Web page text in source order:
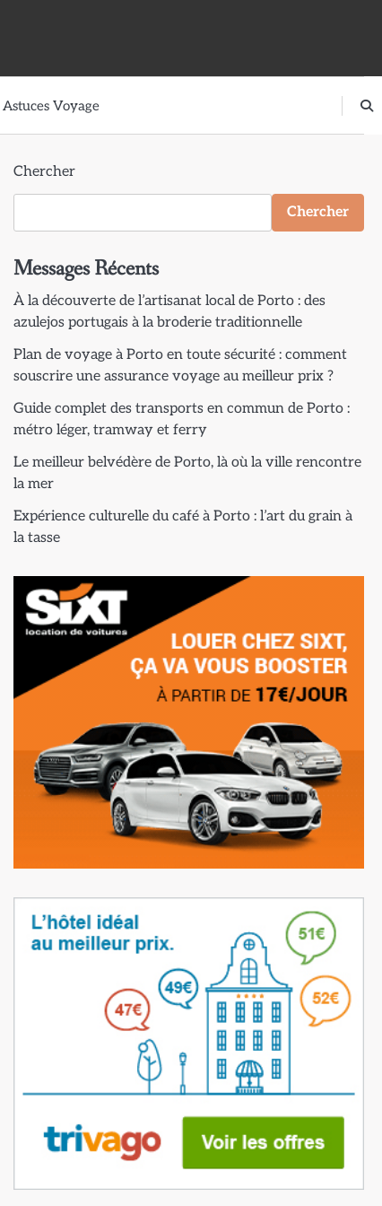
Astuces Voyage
Chercher
Chercher
Messages Récents
À la découverte de l’artisanat local de Porto : des
azulejos portugais à la broderie traditionnelle
Plan de voyage à Porto en toute sécurité : comment
souscrire une assurance voyage au meilleur prix ?
Guide complet des transports en commun de Porto :
métro léger, tramway et ferry
Le meilleur belvédère de Porto, là où la ville rencontre
la mer
Expérience culturelle du café à Porto : l’art du grain à
la tasse